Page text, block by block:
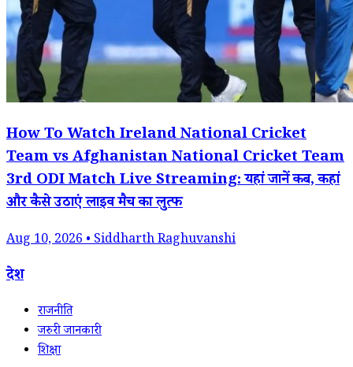
How To Watch Ireland National Cricket
Team vs Afghanistan National Cricket Team
3rd ODI Match Live Streaming: यहां जानें कब, कहां
और कैसे उठाएं लाइव मैच का लुत्फ
Aug 10, 2026 • Siddharth Raghuvanshi
देश
राजनीति
जरुरी जानकारी
शिक्षा